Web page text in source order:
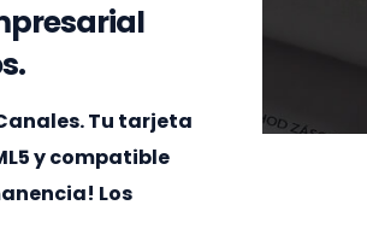
Tu tarjeta
y compatible
Los